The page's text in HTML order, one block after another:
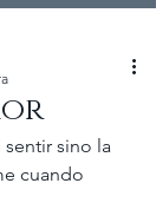
sino la
cuando